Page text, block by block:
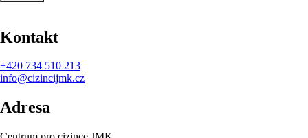
Kontakt
+420 734 510 213
info@cizincijmk.cz
Adresa